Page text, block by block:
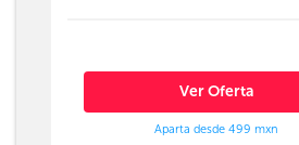
Ver Oferta
Aparta desde 499 mxn